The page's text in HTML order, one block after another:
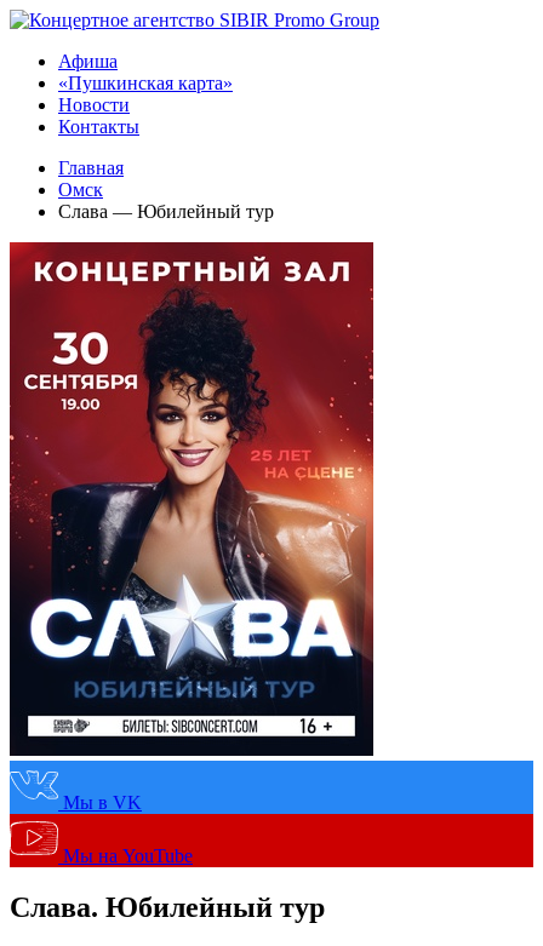
Афиша
«Пушкинская карта»
Новости
Контакты
Главная
Омск
Слава — Юбилейный тур
Мы в VK
Мы на YouTube
Слава. Юбилейный тур